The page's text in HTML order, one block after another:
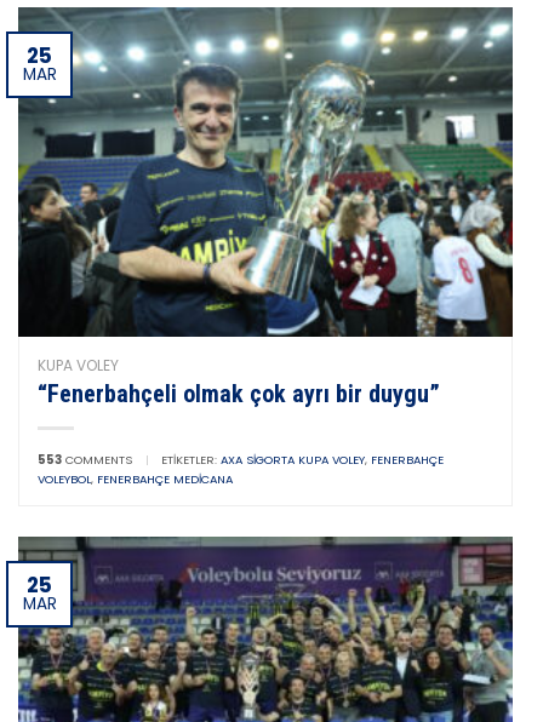
25
MAR
KUPA VOLEY
“Fenerbahçeli olmak çok ayrı bir duygu”
553 COMMENTS | ETIKETLER: AXA SIGORTA KUPA VOLEY, FENERBAHÇE
VOLEYBOL, FENERBAHÇE MEDICANA
25
MAR